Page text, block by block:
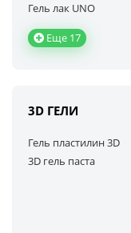
Гель лак UNO
Еще 17
3D ГЕЛИ
Гель пластилин 3D
3D гель паста